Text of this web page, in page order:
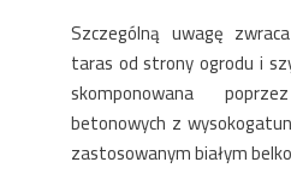
Szczególną uwagę
taras od strony ogrodu i
skomponowana
betonowych z
zastosowanym białym